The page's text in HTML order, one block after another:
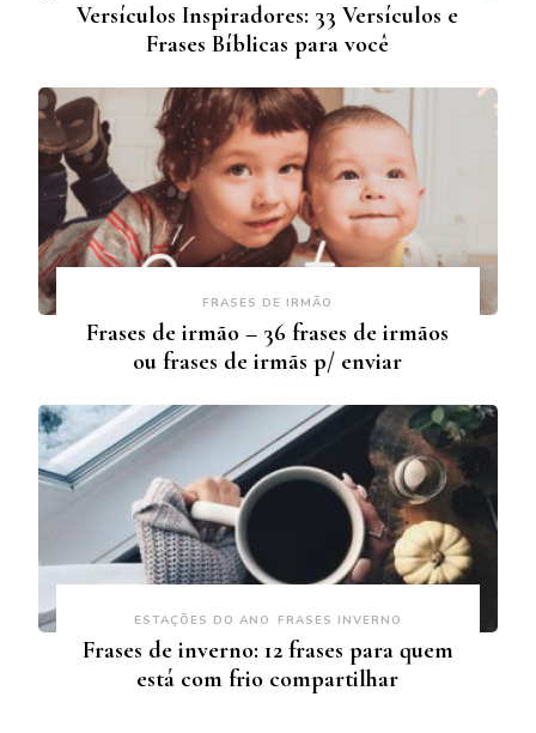
Versículos Inspiradores: 33 Versículos e
Frases Bíblicas para você
FRASES DE IRMÃO
Frases de irmão – 36 frases de irmãos
ou frases de irmãs p/ enviar
ESTAÇÕES DO ANO FRASES INVERNO
Frases de inverno: 12 frases para quem
está com frio compartilhar